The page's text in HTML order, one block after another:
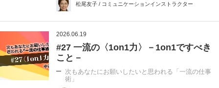
松尾友子 / コミュニケーションインストラクター
2026.06.19
#27 一流の〈1on1力〉－1on1ですべき
こと－
次もあなたにお願いしたいと思われる「一流の仕事
術」